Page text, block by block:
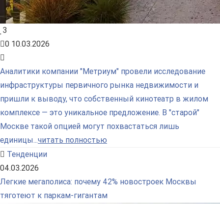
3
0 10.03.2026
Аналитики компании "Метриум" провели исследование
инфраструктуры первичного рынка недвижимости и
пришли к выводу, что собственный кинотеатр в жилом
комплексе — это уникальное предложение. В "старой"
Москве такой опцией могут похвастаться лишь
единицы...читать полностью
Тенденции
04.03.2026
Легкие мегаполиса: почему 42% новостроек Москвы
тяготеют к паркам-гигантам